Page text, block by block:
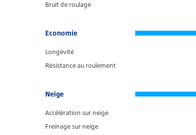
Bruit de roulage
Economie
Longévité
Résistance au roulement
Neige
Accélération sur neige
Freinage sur neige